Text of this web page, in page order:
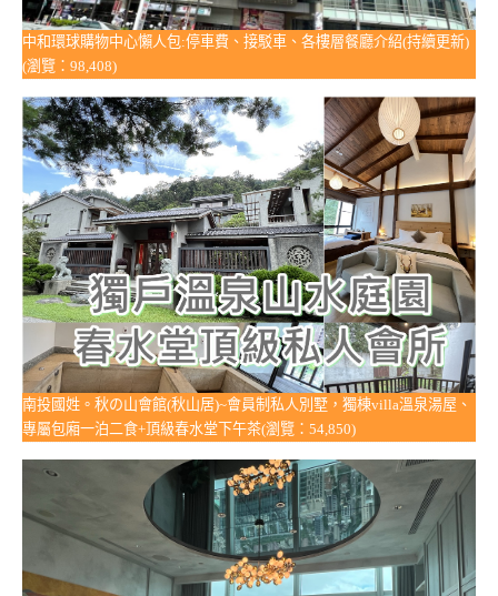
中和環球購物中心懶人包:停車費、接駁車、各樓層餐廳介紹(持續更新)
(瀏覽：98,408)
南投國姓。秋の山會館(秋山居)~會員制私人別墅，獨棟villa溫泉湯屋、
專屬包廂一泊二食+頂級春水堂下午茶(瀏覽：54,850)